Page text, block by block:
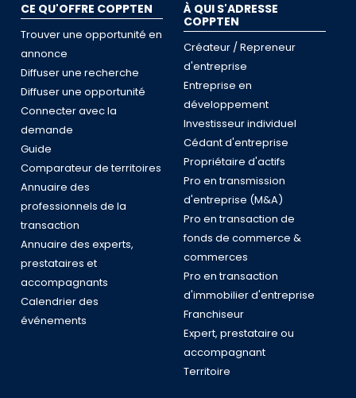
CE QU'OFFRE COPPTEN
Trouver une opportunité en
annonce
Diffuser une recherche
Diffuser une opportunité
Connecter avec la
demande
Guide
Comparateur de territoires
Annuaire des
professionnels de la
transaction
Annuaire des experts,
prestataires et
accompagnants
Calendrier des
événements
À QUI S'ADRESSE
COPPTEN
Créateur / Repreneur
d'entreprise
Entreprise en
développement
Investisseur individuel
Cédant d'entreprise
Propriétaire d'actifs
Pro en transmission
d'entreprise (M&A)
Pro en transaction de
fonds de commerce &
commerces
Pro en transaction
d'immobilier d'entreprise
Franchiseur
Expert, prestataire ou
accompagnant
Territoire